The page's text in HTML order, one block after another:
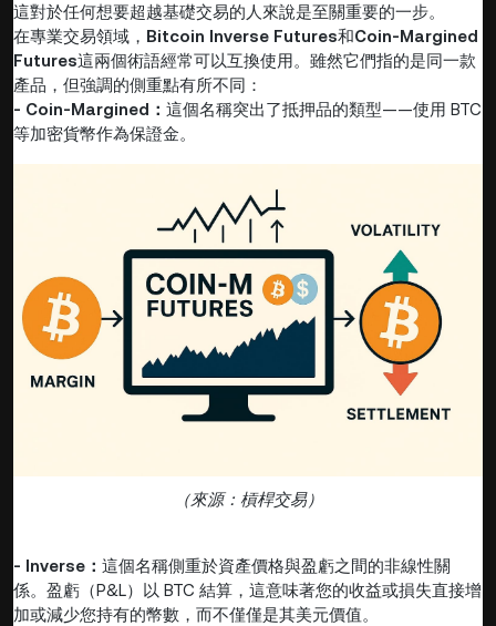
這對於任何想要超越基礎交易的人來說是至關重要的一步。
在專業交易領域， Bitcoin Inverse Futures和Coin-Margined
Futures這兩個術語經常可以互換使用。雖然它們指的是同一款
產品，但強調的側重點有所不同：
- Coin-Margined： 這個名稱突出了抵押品的類型——使用 BTC
等加密貨幣作為保證金。
（來源：槓桿交易）
- Inverse： 這個名稱側重於資產價格與盈虧之間的非線性關
係。盈虧（P&L）以 BTC 結算，這意味著您的收益或損失直接增
加或減少您持有的幣數，而不僅僅是其美元價值。